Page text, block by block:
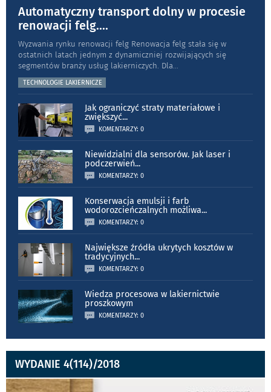
Automatyczny transport dolny w procesie
renowacji felg....
Wyzwania rynku renowacji felg Renowacja felg stała się w
ostatnich latach jednym z dynamiczniej rozwijających się
segmentów branży usług lakierniczych. Dla...
TECHNOLOGIE LAKIERNICZE
Jak ograniczyć straty materiałowe i
zwiększyć...
KOMENTARZY: 0
Niewidzialni dla sensorów. Jak laser i
podczerwień...
KOMENTARZY: 0
Konserwacja emulsji i farb
wodorozcieńczalnych możliwa...
KOMENTARZY: 0
Największe źródła ukrytych kosztów w
tradycyjnych...
KOMENTARZY: 0
Wiedza procesowa w lakiernictwie
proszkowym
KOMENTARZY: 0
WYDANIE 4(114)/2018